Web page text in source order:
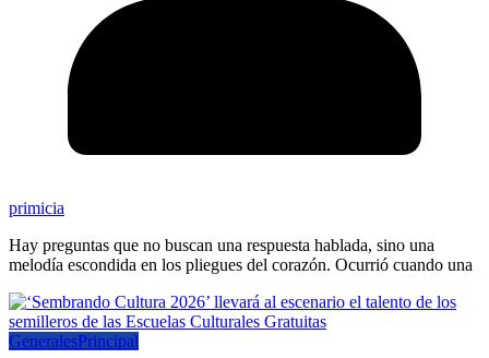
primicia
Hay preguntas que no buscan una respuesta hablada, sino una
melodía escondida en los pliegues del corazón. Ocurrió cuando una
GeneralesPrincipal